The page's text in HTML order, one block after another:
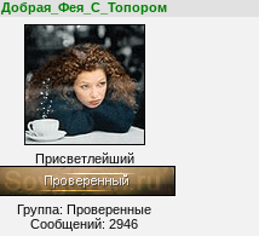
Добрая_Фея_С_Топором
Присветлейший
Группа: Проверенные
Сообщений: 2946